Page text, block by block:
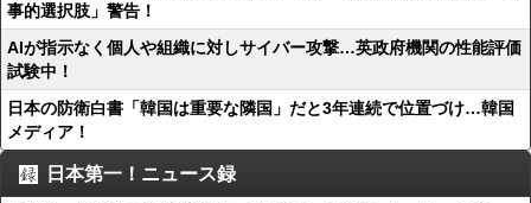
事的選択肢」警告！
AIが指示なく個人や組織に対しサイバー攻撃…英政府機関の性能評価
試験中！
日本の防衛白書「韓国は重要な隣国」だと3年連続で位置づけ…韓国
メディア！
日本第一！ニュース録